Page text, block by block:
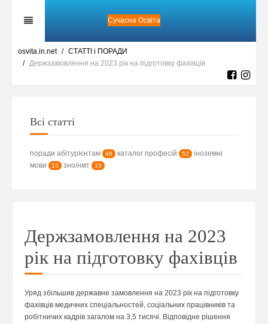
Сучасна Освіта
osvita.in.net
СТАТТІ і ПОРАДИ
Держзамовлення на 2023 рік на підготовку фахівців
Всі статті
поради абітурієнтам 48 каталог професій 52
іноземні
мови
15 зно/нмт 15
Держзамовлення на 2023
рік на підготовку фахівців
Уряд збільшив державне замовлення на 2023 рік на підготовку
фахівців медичних спеціальностей, соціальних працівників та
робітничих кадрів загалом на 3,5 тисячі. Відповідне рішення